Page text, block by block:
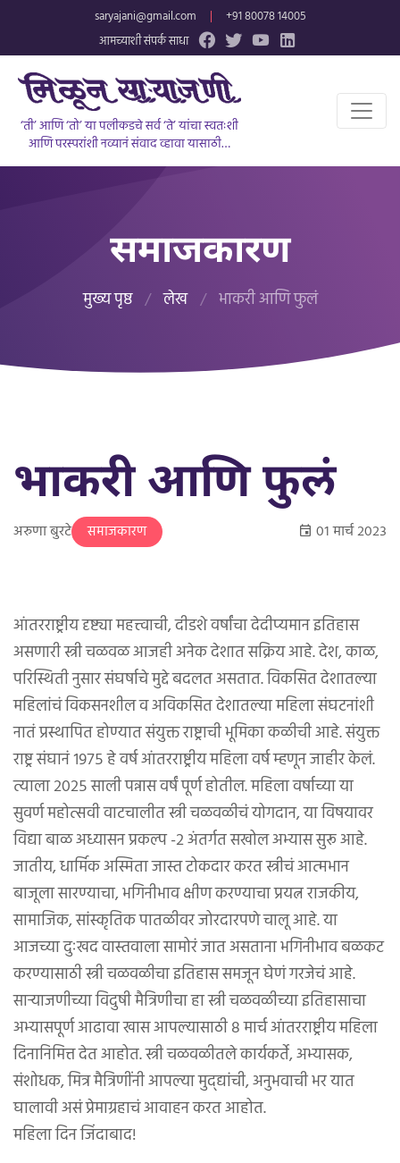
saryajani@gmail.com |
+91 80078 14005
आमच्याशी संपर्क साधा
‘ती’ आणि ‘तो’ या पलीकडचे सर्व ‘ते’ यांचा स्वतःशी
आणि परस्परांशी नव्यानं संवाद व्हावा यासाठी…
समाजकारण
मुख्य पृष्ठ / लेख / भाकरी आणि फुलं
भाकरी आणि फुलं
अरुणा बुरटे समाजकारण ०१ मार्च २०२३
आंतरराष्ट्रीय दृष्ट्या महत्त्वाची, दीडशे वर्षांचा देदीप्यमान इतिहास
असणारी स्त्री चळवळ आजही अनेक देशात सक्रिय आहे. देश, काळ,
परिस्थिती नुसार संघर्षाचे मुद्दे बदलत असतात. विकसित देशातल्या
महिलांचं विकसनशील व अविकसित देशातल्या महिला संघटनांशी
नातं प्रस्थापित होण्यात संयुक्त राष्ट्राची भूमिका कळीची आहे. संयुक्त
राष्ट्र संघानं १९७५ हे वर्ष आंतरराष्ट्रीय महिला वर्ष म्हणून जाहीर केलं.
त्याला २०२५ साली पन्नास वर्षं पूर्ण होतील. महिला वर्षाच्या या
सुवर्ण महोत्सवी वाटचालीत स्त्री चळवळीचं योगदान, या विषयावर
विद्या बाळ अध्यासन प्रकल्प -२ अंतर्गत सखोल अभ्यास सुरू आहे.
जातीय, धार्मिक अस्मिता जास्त टोकदार करत स्त्रीचं आत्मभान
बाजूला सारण्याचा, भगिनीभाव क्षीण करण्याचा प्रयत्न राजकीय,
सामाजिक, सांस्कृतिक पातळीवर जोरदारपणे चालू आहे. या
आजच्या दुःखद वास्तवाला सामोरं जात असताना भगिनीभाव बळकट
करण्यासाठी स्त्री चळवळीचा इतिहास समजून घेणं गरजेचं आहे.
साऱ्याजणीच्या विदुषी मैत्रिणीचा हा स्त्री चळवळीच्या इतिहासाचा
अभ्यासपूर्ण आढावा खास आपल्यासाठी ८ मार्च आंतरराष्ट्रीय महिला
दिनानिमित्त देत आहोत. स्त्री चळवळीतले कार्यकर्ते, अभ्यासक,
संशोधक, मित्र मैत्रिणींनी आपल्या मुद्द्यांची, अनुभवाची भर यात
घालावी असं प्रेमाग्रहाचं आवाहन करत आहोत.
महिला दिन जिंदाबाद!